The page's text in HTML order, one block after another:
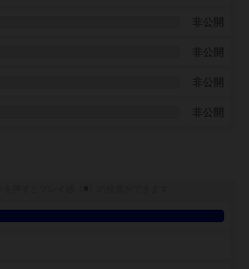
非公開
非公開
非公開
非公開
※